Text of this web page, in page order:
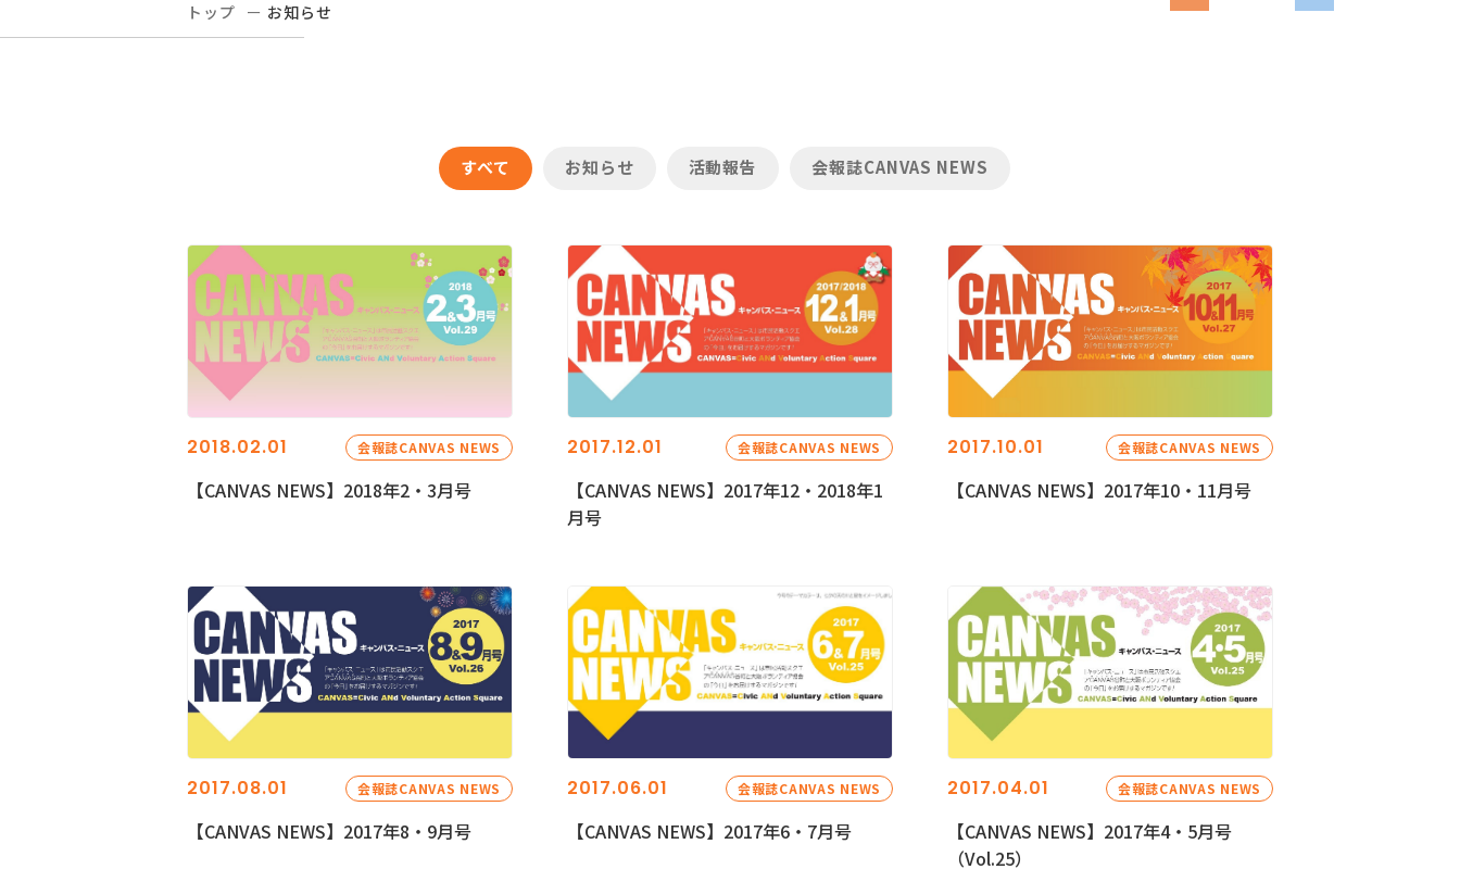
トップ お知らせ
すべて お知らせ 活動報告 会報誌CANVAS NEWS
2018.02.01 会報誌CANVAS NEWS
【CANVAS NEWS】2018年2・3月号
2017.12.01 会報誌CANVAS NEWS
【CANVAS NEWS】2017年12・2018年1
月号
2017.10.01 会報誌CANVAS NEWS
【CANVAS NEWS】2017年10・11月号
2017.08.01 会報誌CANVAS NEWS
【CANVAS NEWS】2017年8・9月号
2017.06.01 会報誌CANVAS NEWS
【CANVAS NEWS】2017年6・7月号
2017.04.01 会報誌CANVAS NEWS
【CANVAS NEWS】2017年4・5月号
（Vol.25）